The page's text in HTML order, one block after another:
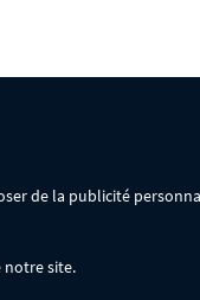
de la publicité
notre site.